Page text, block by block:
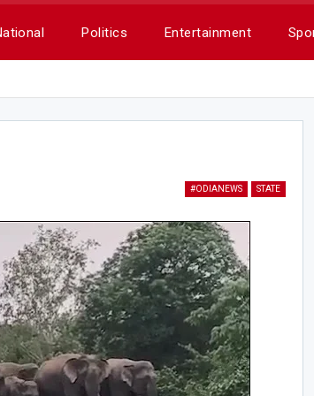
Politics Entertainment
#ODIANEWS STATE